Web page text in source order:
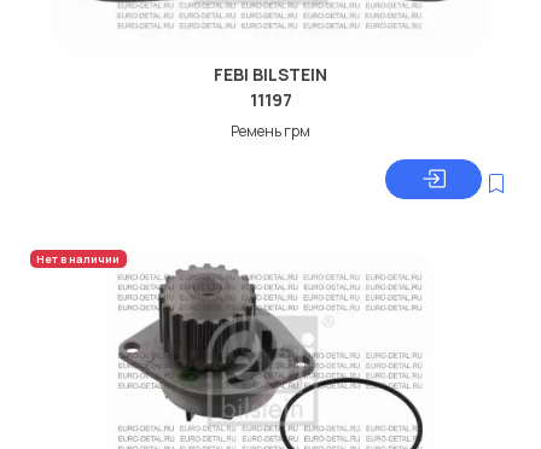
FEBI BILSTEIN
11197
Ремень грм
Нет в наличии